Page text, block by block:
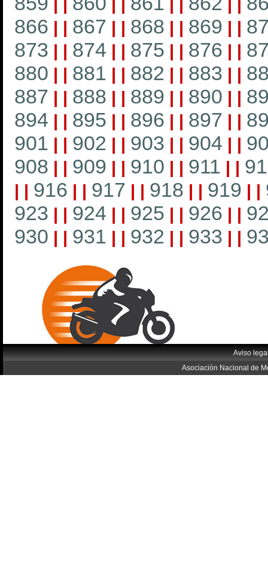
| | | | | | | |
866 | | 867 | | 868 | | 869 | |
873 | | 874 | | 875 | | 876 | |
880 | | 881 | | 882 | | 883 | |
887 | | 888 | | 889 | | 890 | |
894 | | 895 | | 896 | | 897 | |
901 | | 902 | | 903 | | 904 | |
908 | | 909 | | 910 | | 911 | |
| | 916 | | 917 | | 918 | | 919 | |
923 | | 924 | | 925 | | 926 | |
930 | | 931 | | 932 | | 933 | |
Aviso
Asociación Nacional de